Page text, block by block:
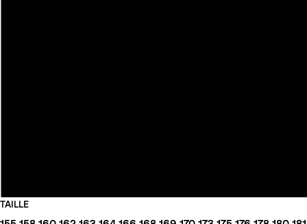
TAILLE